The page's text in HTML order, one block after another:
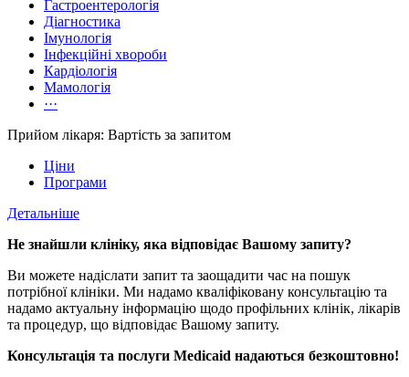
Гастроентерологія
Діагностика
Імунологія
Інфекційні хвороби
Кардіологія
Мамологія
···
Прийом лікаря: Вартість за запитом
Ціни
Програми
Детальніше
Не знайшли клініку, яка відповідає Вашому запиту?
Ви можете надіслати запит та заощадити час на пошук
потрібної клініки. Ми надамо кваліфіковану консультацію та
надамо актуальну інформацію щодо профільних клінік, лікарів
та процедур, що відповідає Вашому запиту.
Консультація та послуги Medicaid надаються безкоштовно!